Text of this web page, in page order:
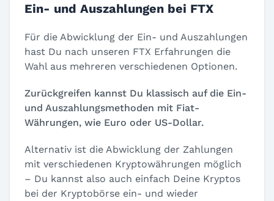
Ein- und Auszahlungen bei FTX
Für die Abwicklung der Ein- und Auszahlungen
hast Du nach unseren FTX Erfahrungen die
Wahl aus mehreren verschiedenen Optionen.
Zurückgreifen kannst Du klassisch auf die Ein-
und Auszahlungsmethoden mit Fiat-
Währungen, wie Euro oder US-Dollar.
Alternativ ist die Abwicklung der Zahlungen
mit verschiedenen Kryptowährungen möglich
– Du kannst also auch einfach Deine Kryptos
bei der Kryptobörse ein- und wieder